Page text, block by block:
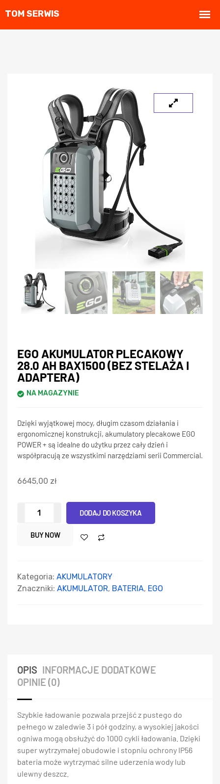
EGO AKUMULATOR PLECAKOWY
28.0 AH BAX1500 (BEZ STELAŻA I
ADAPTERA)
NA MAGAZYNIE
Dzięki wyjątkowej mocy, długim czasom działania i
ergonomicznej konstrukcji, akumulatory plecakowe EGO
POWER + są idealne do użytku przez cały dzień i
współpracują ze wszystkimi narzędziami serii Commercial.
6645,00 zł
BUY NOW
DODAJ DO KOSZYKA
Kategoria: AKUMULATORY
Znaczniki: AKUMULATOR, BATERIA, EGO
OPIS INFORMACJE DODATKOWE
OPINIE (0)
Szybkie ładowanie pozwala przejść z pustego do
pełnego w zaledwie 3 i pół godziny, a wysokiej jakości
ogniwa mogą obsłużyć do 1000 cykli ładowania. Dzięki
super wytrzymałej obudowie i stopniu ochrony IP56
bateria może wytrzymać silne uderzenia wody lub
ulewny deszcz.